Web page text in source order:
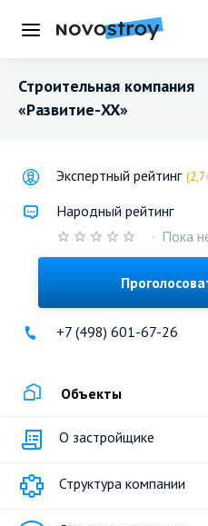
Меню
Строительная компания
«Развитие-XX»
Экспертный рейтинг (2,7
Народный рейтинг
· Пока
+7 (498) 601-67-26
Объекты
О застройщике
Структура компании